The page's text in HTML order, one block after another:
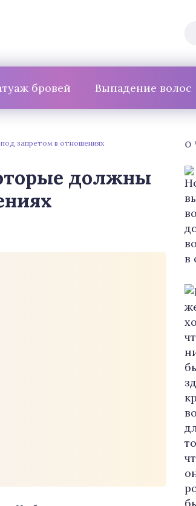
бровей Выпадение волос
запретом в отношениях
должны
О